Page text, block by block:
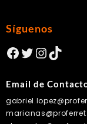
Síguenos
Facebook
TwitterTikTok
Email de